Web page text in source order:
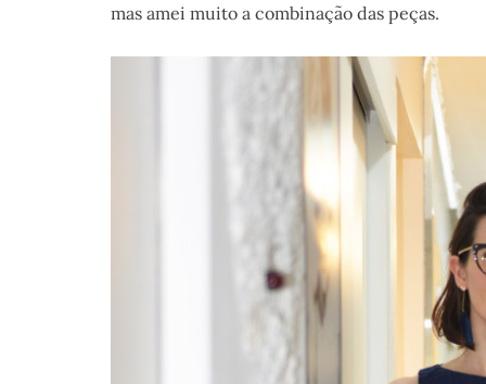
mas amei muito a combinação das peças.